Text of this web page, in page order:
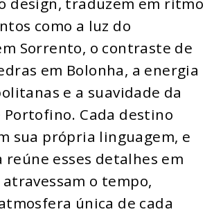
como a luz do
Sorrento, o contraste de
em Bolonha, a energia
e a suavidade da
Portofino. Cada destino
sua própria linguagem, e
esses detalhes em
o tempo,
única de cada